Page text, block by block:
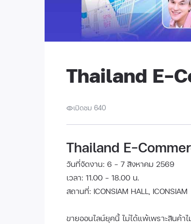
Thailand E-
เปิดชม 640
Thailand E-
วันที่จัดงาน: 6 - 7 สิงหาคม 2569
เวลา: 11.00 - 18.00 น.
สถานที่: ICONSIAM HALL, ICONSIAM
ขายออนไลน์ยุคนี้ ไม่ได้แพ้เพราะสินค้า